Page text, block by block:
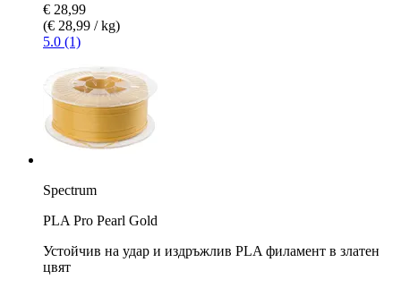
€ 28,99
(€ 28,99 / kg)
5.0 (1)
Spectrum
PLA Pro Pearl Gold
Устойчив на удар и издръжлив PLA филамент в златен
цвят